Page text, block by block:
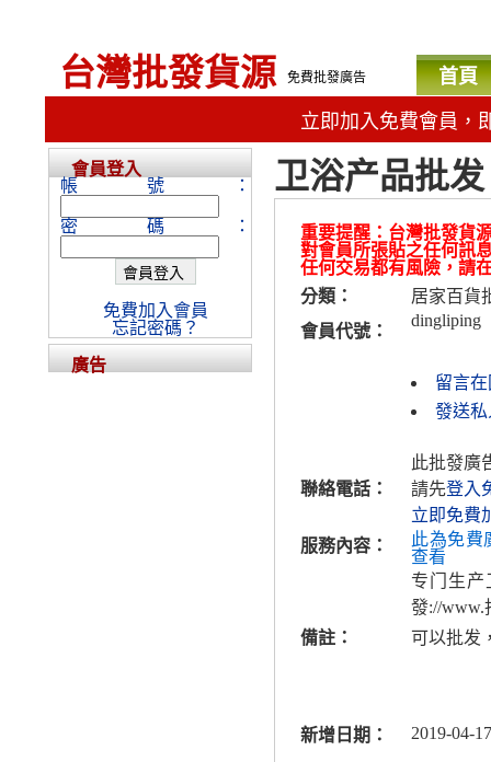
台灣批發貨源 免費批發廣告 首頁
立即加入免費會員，
卫浴产品批
重要提醒：台灣批發貨
對會員所張貼之任何訊
任何交易都有風險，請
分類：
居家百貨
會員代號：
dingliping
留言
發送私
聯絡電話：
此批發廣
請先登入
立即免費
服務內容：
此為免費
查看
专门生产
發://www.
備註：
可以批发
新增日期： 2019-04-
會員登入
帳號：
密碼：
免費加入會員
忘記密碼？
廣告